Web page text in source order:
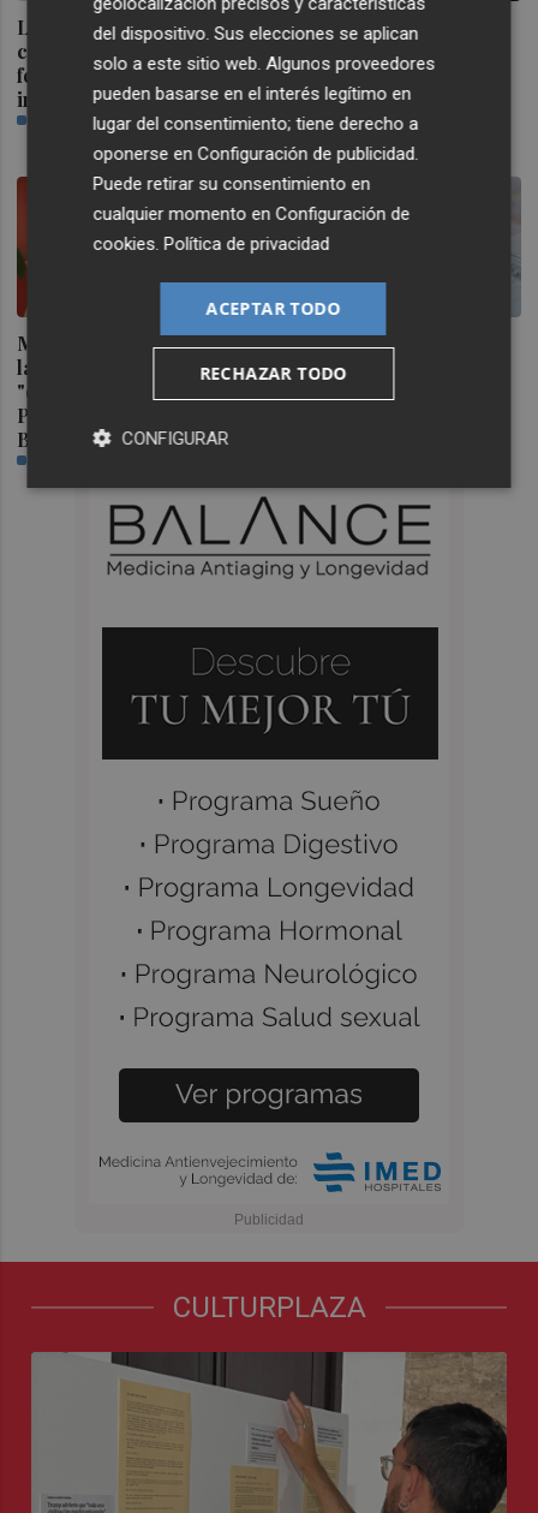
La búsqueda del impacto
científico puede reducir la
felicidad del personal
investigador
Marián Cano: "No
permitiremos ligar los
apartamentos turísticos a
un problema de vivienda
que el Gobierno no
afronta"
Morant, convencida de que
la gestión de la dana será
"el estoque definitivo" al
PP en las urnas: "Habrá
Botànic III"
El pequeño ahorrador
vuelve a las letras del
CULTURPLAZA
del dispositivo. Sus elecciones se aplican
solo a este sitio web. Algunos proveedores
pueden basarse en el interés legítimo en
lugar del consentimiento; tiene derecho a
oponerse enConfiguración de publicidad.
Puede retirar su consentimiento en
cualquier momento enConfiguración de
cookies.Política de privacidad
ACEPTAR TODO
RECHAZAR TODO
CONFIGURAR